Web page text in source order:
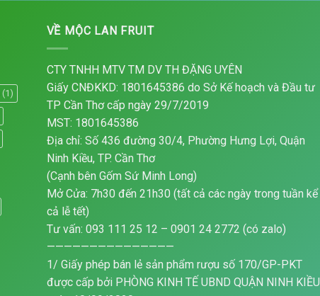
(1)
VỀ MỘC LAN FRUIT
CTY TNHH MTV TM DV TH ĐẶNG UYÊN
Giấy CNĐKKD: 1801645386 do Sở Kế hoạch và Đầu tư
TP Cần Thơ cấp ngày 29/7/2019
MST: 1801645386
Địa chỉ: Số 436 đường 30/4, Phường Hưng Lợi, Quận
Ninh Kiều, TP. Cần Thơ
(Cạnh bên Gốm Sứ Minh Long)
Mở Cửa: 7h30 đến 21h30 (tất cả các ngày trong tuần kể
cả lễ tết)
Tư vấn: 093 111 25 12 – 0901 24 2772 (có zalo)
———————————————
1/ Giấy phép bán lẻ sản phẩm rượu số 170/GP-PKT
được cấp bởi PHÒNG KINH TẾ UBND QUẬN NINH KIỀU